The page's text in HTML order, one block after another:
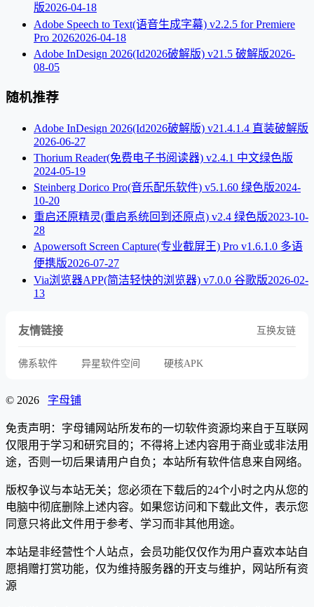
版2026-04-18
Adobe Speech to Text(语音生成字幕) v2.2.5 for Premiere
Pro 20262026-04-18
Adobe InDesign 2026(Id2026破解版) v21.5 破解版2026-
08-05
随机推荐
Adobe InDesign 2026(Id2026破解版) v21.4.1.4 直装破解版
2026-06-27
Thorium Reader(免费电子书阅读器) v2.4.1 中文绿色版
2024-05-19
Steinberg Dorico Pro(音乐配乐软件) v5.1.60 绿色版2024-
10-20
重启还原精灵(重启系统回到还原点) v2.4 绿色版2023-10-
28
Apowersoft Screen Capture(专业截屏王) Pro v1.6.1.0 多语
便携版2026-07-27
Via浏览器APP(简洁轻快的浏览器) v7.0.0 谷歌版2026-02-
13
友情链接 互换友链
佛系软件 异星软件空间 硬核APK
© 2026 字母铺
免责声明：字母铺网站所发布的一切软件资源均来自于互联网
仅限用于学习和研究目的；不得将上述内容用于商业或非法用
途，否则一切后果请用户自负；本站所有软件信息来自网络。
版权争议与本站无关；您必须在下载后的24个小时之内从您的
电脑中彻底删除上述内容。如果您访问和下载此文件，表示您
同意只将此文件用于参考、学习而非其他用途。
本站是非经营性个人站点，会员功能仅仅作为用户喜欢本站自
愿捐赠打赏功能，仅为维持服务器的开支与维护，网站所有资
源